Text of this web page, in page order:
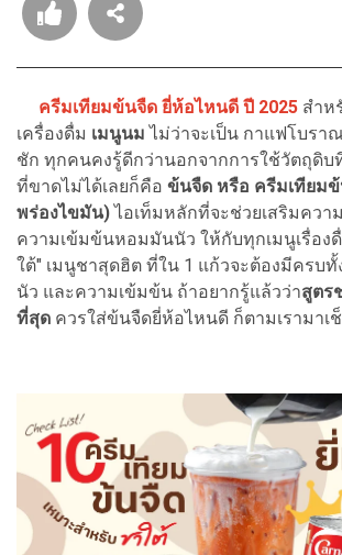
ครีมเทียมข้นจืด ยี่ห้อไหนดี ปี 2025 สำห
เครื่องดื่ม เมนูนม ไม่ว่าจะเป็น กาแฟโบรา
ชัก ทุกคนคงรู้ดีกว่านอกจากการใช้วัตถุดิบ
ที่ขาดไม่ได้เลยก็คือ ข้นจืด หรือ ครีมเทียม
พร่องไขมัน)ไอเท็มหลักที่จะช่วยเสริมควา
ความเข้มข้นหอมมันนัว ให้กับทุกเมนูเรื่อง
ใต้" เมนูชาสุดฮิต ที่ใน 1 แก้วจะต้องมีครบ
นัว และความเข้มข้น ถ้าอยากรู้แล้วว่าสูตร
ที่สุด ควรใส่ข้นจืดยี่ห้อไหนดี ก็ตามเรามาเ